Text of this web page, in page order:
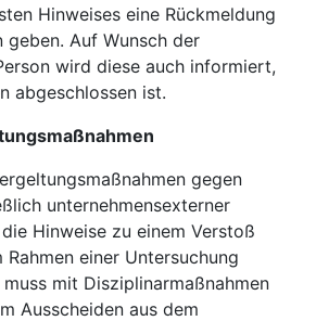
Hinweises eine Rückmeldung
geben. Auf Wunsch der
wird diese auch informiert,
abgeschlossen ist.
gegen
unternehmensexterner
Hinweise zu einem Verstoß
einer Untersuchung
mit Disziplinarmaßnahmen
Ausscheiden aus dem